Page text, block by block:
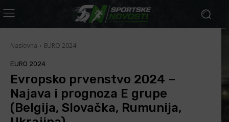
Naslovna EURO 2024
EURO 2024
Evropsko prvenstvo 2024 –
Najava i prognoza E grupe
(Belgija, Slovačka, Rumunija,